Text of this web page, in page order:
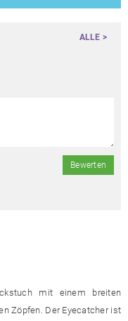
ALLE >
Bewerten
mit einem breiten
Zöpfen. Der Eyecatcher ist